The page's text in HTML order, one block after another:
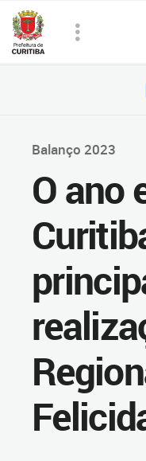
Balanço 2023
O ano